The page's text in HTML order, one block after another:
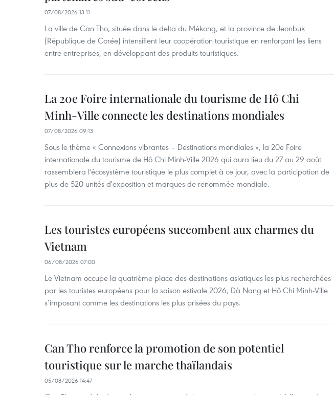
07/08/2026 13:11
La ville de Can Tho, située dans le delta du Mékong, et la province de Jeonbuk
(République de Corée) intensifient leur coopération touristique en renforçant les liens
entre entreprises, en développant des produits touristiques.
La 20e Foire internationale du tourisme de Hô Chi
Minh-Ville connecte les destinations mondiales
07/08/2026 09:13
Sous le thème « Connexions vibrantes – Destinations mondiales », la 20e Foire
internationale du tourisme de Hô Chi Minh-Ville 2026 qui aura lieu du 27 au 29 août
rassemblera l'écosystème touristique le plus complet à ce jour, avec la participation de
plus de 520 unités d'exposition et marques de renommée mondiale.
Les touristes européens succombent aux charmes du
Vietnam
06/08/2026 07:00
Le Vietnam occupe la quatrième place des destinations asiatiques les plus recherchées
par les touristes européens pour la saison estivale 2026, Dà Nang et Hô Chi Minh-Ville
s’imposant comme les destinations les plus prisées du pays.
Can Tho renforce la promotion de son potentiel
touristique sur le marche thaïlandais
05/08/2026 14:47